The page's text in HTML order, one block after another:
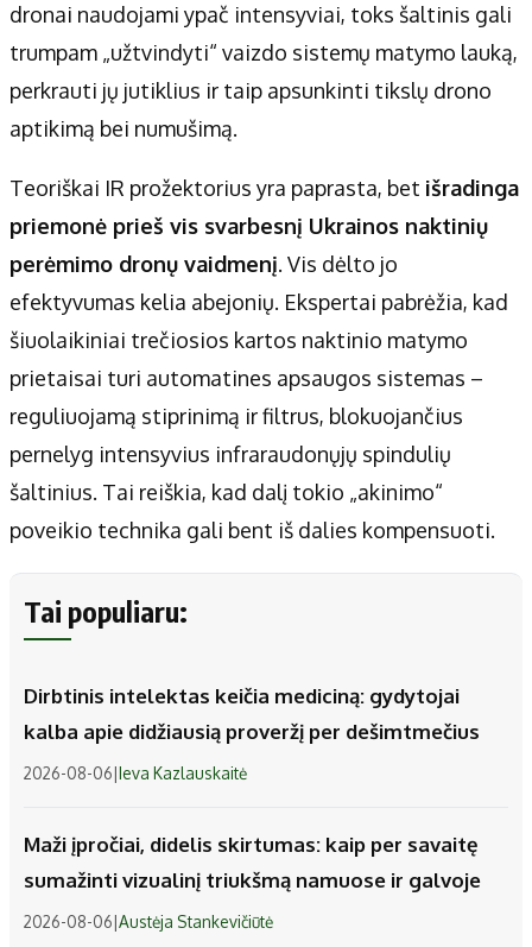
dronai naudojami ypač intensyviai, toks šaltinis gali
trumpam „užtvindyti“ vaizdo sistemų matymo lauką,
perkrauti jų jutiklius ir taip apsunkinti tikslų drono
aptikimą bei numušimą.
Teoriškai IR prožektorius yra paprasta, bet išradinga
priemonė prieš vis svarbesnį Ukrainos naktinių
perėmimo dronų vaidmenį. Vis dėlto jo
efektyvumas kelia abejonių. Ekspertai pabrėžia, kad
šiuolaikiniai trečiosios kartos naktinio matymo
prietaisai turi automatines apsaugos sistemas –
reguliuojamą stiprinimą ir filtrus, blokuojančius
pernelyg intensyvius infraraudonųjų spindulių
šaltinius. Tai reiškia, kad dalį tokio „akinimo“
poveikio technika gali bent iš dalies kompensuoti.
Tai populiaru:
Dirbtinis intelektas keičia mediciną: gydytojai
kalba apie didžiausią proveržį per dešimtmečius
2026-08-06|Ieva Kazlauskaitė
Maži įpročiai, didelis skirtumas: kaip per savaitę
sumažinti vizualinį triukšmą namuose ir galvoje
2026-08-06|Austėja Stankevičiūtė